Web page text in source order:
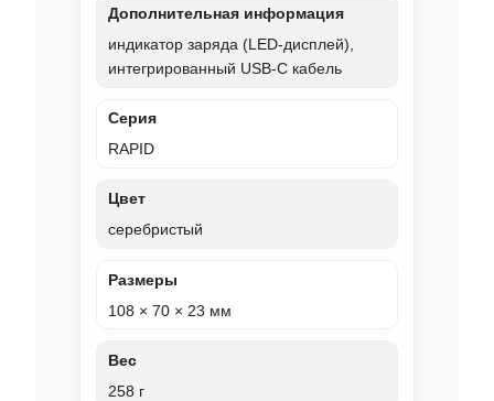
Дополнительная информация
индикатор заряда (LED‑дисплей),
интегрированный USB‑C кабель
Серия
RAPID
Цвет
серебристый
Размеры
108 × 70 × 23 мм
Вес
258 г